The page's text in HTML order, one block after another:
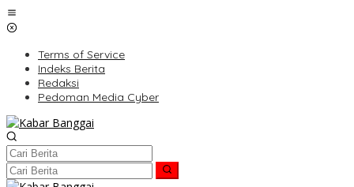
Lewati
ke
Terms of Service
Indeks Berita
Redaksi
Pedoman Media Cyber